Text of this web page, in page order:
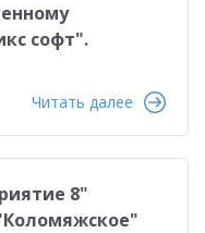
софт".
Читать далее
8"